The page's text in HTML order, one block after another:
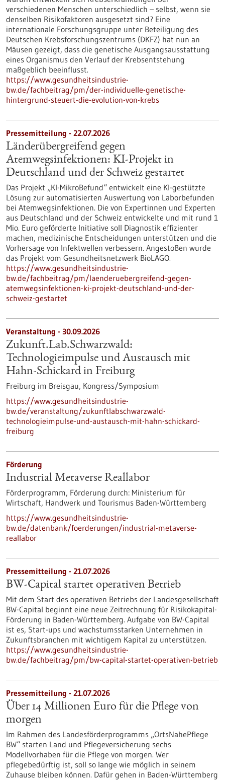
verschiedenen Menschen unterschiedlich – selbst, wenn sie
denselben Risikofaktoren ausgesetzt sind? Eine
internationale Forschungsgruppe unter Beteiligung des
Deutschen Krebsforschungszentrums (DKFZ) hat nun an
Mäusen gezeigt, dass die genetische Ausgangsausstattung
eines Organismus den Verlauf der Krebsentstehung
maßgeblich beeinflusst.
https://www.gesundheitsindustrie-
bw.de/fachbeitrag/pm/der-individuelle-genetische-
hintergrund-steuert-die-evolution-von-krebs
Pressemitteilung - 22.07.2026
Länderübergreifend gegen
Atemwegsinfektionen: KI-Projekt in
Deutschland und der Schweiz gestartet
Das Projekt „KI-MikroBefund“ entwickelt eine KI-gestützte
Lösung zur automatisierten Auswertung von Laborbefunden
bei Atemwegsinfektionen. Die von Expertinnen und Experten
aus Deutschland und der Schweiz entwickelte und mit rund 1
Mio. Euro geförderte Initiative soll Diagnostik effizienter
machen, medizinische Entscheidungen unterstützen und die
Vorhersage von Infektwellen verbessern. Angestoßen wurde
das Projekt vom Gesundheitsnetzwerk BioLAGO.
https://www.gesundheitsindustrie-
bw.de/fachbeitrag/pm/laenderuebergreifend-gegen-
atemwegsinfektionen-ki-projekt-deutschland-und-der-
schweiz-gestartet
Veranstaltung - 30.09.2026
Zukunft.Lab.Schwarzwald:
Technologieimpulse und Austausch mit
Hahn-Schickard in Freiburg
Freiburg im Breisgau, Kongress/Symposium
https://www.gesundheitsindustrie-
bw.de/veranstaltung/zukunftlabschwarzwald-
technologieimpulse-und-austausch-mit-hahn-schickard-
freiburg
Förderung
Industrial Metaverse Reallabor
Förderprogramm, Förderung durch: Ministerium für
Wirtschaft, Handwerk und Tourismus Baden-Württemberg
https://www.gesundheitsindustrie-
bw.de/datenbank/foerderungen/industrial-metaverse-
reallabor
Pressemitteilung - 21.07.2026
BW-Capital startet operativen Betrieb
Mit dem Start des operativen Betriebs der Landesgesellschaft
BW-Capital beginnt eine neue Zeitrechnung für Risikokapital-
Förderung in Baden-Württemberg. Aufgabe von BW-Capital
ist es, Start-ups und wachstumsstarken Unternehmen in
Zukunftsbranchen mit wichtigem Kapital zu unterstützen.
https://www.gesundheitsindustrie-
bw.de/fachbeitrag/pm/bw-capital-startet-operativen-betrieb
Pressemitteilung - 21.07.2026
Über 14 Millionen Euro für die Pflege von
morgen
Im Rahmen des Landesförderprogramms „OrtsNahePflege
BW“ starten Land und Pflegeversicherung sechs
Modellvorhaben für die Pflege von morgen. Wer
pflegebedürftig ist, soll so lange wie möglich in seinem
Zuhause bleiben können. Dafür gehen in Baden-Württemberg